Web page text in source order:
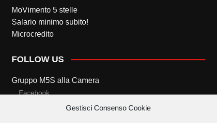
Gestisci Consenso Cookie
MoVimento 5 stelle
Salario minimo subito!
Microcredito
FOLLOW US
Gruppo M5S alla Camera
Facebook